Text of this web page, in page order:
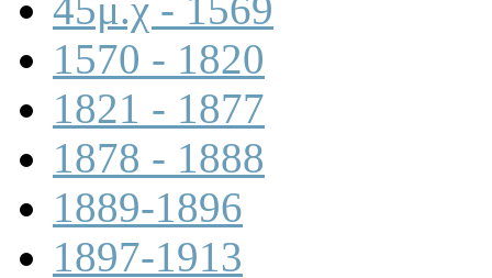
1570 - 1820
1821 - 1877
1878 - 1888
1889-1896
1897-1913